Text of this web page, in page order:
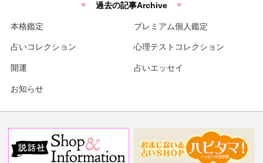
過去の記事Archive
本格鑑定 プレミアム個人鑑定
占いコレクション 心理テストコレクション
開運 占いエッセイ
お知らせ